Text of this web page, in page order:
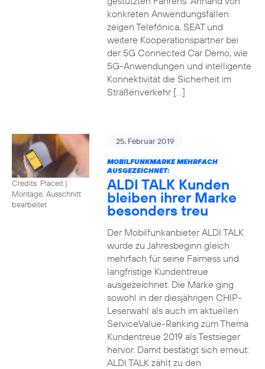
konkreten Anwendungsfällen
zeigen Telefónica, SEAT und
weitere Kooperationspartner bei
der 5G Connected Car Demo, wie
5G-Anwendungen und intelligente
Konnektivität die Sicherheit im
Straßenverkehr […]
Credits: Placeit |
Montage, Ausschnitt
bearbeitet
25. Februar 2019
MOBILFUNKMARKE MEHRFACH
AUSGEZEICHNET:
ALDI TALK Kunden
bleiben ihrer Marke
besonders treu
Der Mobilfunkanbieter ALDI TALK
wurde zu Jahresbeginn gleich
mehrfach für seine Fairness und
langfristige Kundentreue
ausgezeichnet. Die Marke ging
sowohl in der diesjährigen CHIP-
Leserwahl als auch im aktuellen
ServiceValue-Ranking zum Thema
Kundentreue 2019 als Testsieger
hervor. Damit bestätigt sich erneut:
ALDI TALK zählt zu den